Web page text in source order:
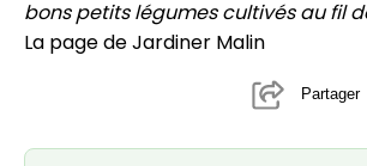
bons petits légumes cultivés au fil
La page de Jardiner Malin
Partager